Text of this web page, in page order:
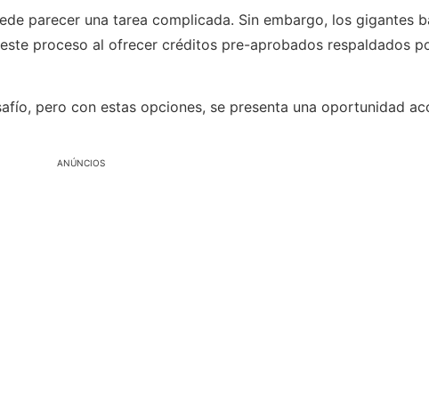
parecer una tarea complicada. Sin embargo, los gigantes
proceso al ofrecer créditos pre-aprobados respaldados
pero con estas opciones, se presenta una oportunidad
ANÚNCIOS